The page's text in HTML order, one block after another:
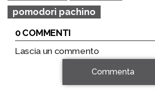
pomodori pachino
0 COMMENTI
Lascia un commento
Commenta